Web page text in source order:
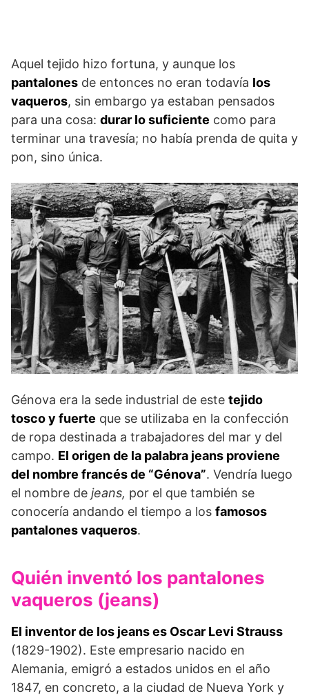
Aquel tejido hizo fortuna, y aunque los
pantalones de entonces no eran todavía los
vaqueros, sin embargo ya estaban pensados
para una cosa: durar lo suficiente como para
terminar una travesía; no había prenda de quita y
pon, sino única.
Génova era la sede industrial de este tejido
tosco y fuerte que se utilizaba en la confección
de ropa destinada a trabajadores del mar y del
campo. El origen de la palabra jeans proviene
del nombre francés de “Génova”. Vendría luego
el nombre de jeans, por el que también se
conocería andando el tiempo a los famosos
pantalones vaqueros.
Quién inventó los pantalones
vaqueros (jeans)
El inventor de los jeans es Oscar Levi Strauss
(1829-1902). Este empresario nacido en
Alemania, emigró a estados unidos en el año
1847, en concreto, a la ciudad de Nueva York y